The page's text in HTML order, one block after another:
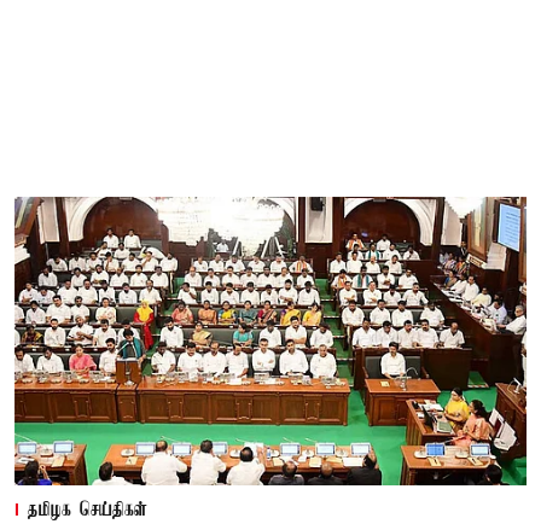
தமிழக செய்திகள்